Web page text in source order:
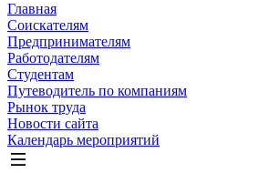
Главная
Соискателям
Предпринимателям
Работодателям
Студентам
Путеводитель по компаниям
Рынок труда
Новости сайта
Календарь мероприятий